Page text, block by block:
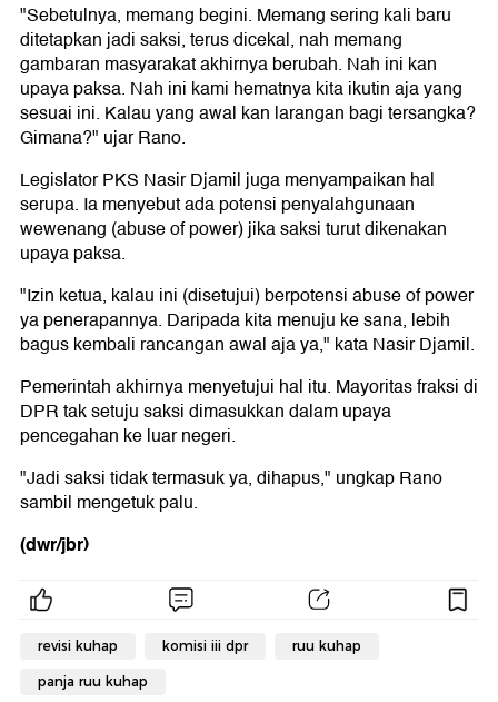
"Sebetulnya, memang begini. Memang sering kali baru
ditetapkan jadi saksi, terus dicekal, nah memang
gambaran masyarakat akhirnya berubah. Nah ini kan
upaya paksa. Nah ini kami hematnya kita ikutin aja yang
sesuai ini. Kalau yang awal kan larangan bagi tersangka?
Gimana?" ujar Rano.
Legislator PKS Nasir Djamil juga menyampaikan hal
serupa. Ia menyebut ada potensi penyalahgunaan
wewenang (abuse of power) jika saksi turut dikenakan
upaya paksa.
"Izin ketua, kalau ini (disetujui) berpotensi abuse of power
ya penerapannya. Daripada kita menuju ke sana, lebih
bagus kembali rancangan awal aja ya," kata Nasir Djamil.
Pemerintah akhirnya menyetujui hal itu. Mayoritas fraksi di
DPR tak setuju saksi dimasukkan dalam upaya
pencegahan ke luar negeri.
"Jadi saksi tidak termasuk ya, dihapus," ungkap Rano
sambil mengetuk palu.
(dwr/jbr)
revisi kuhap komisi iii dpr ruu kuhap
panja ruu kuhap